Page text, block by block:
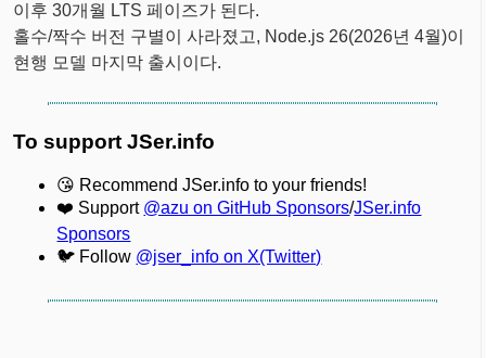
이후 30개월 LTS 페이즈가 된다.
홀수/짝수 버전 구별이 사라졌고, Node.js 26(2026년 4월)이
현행 모델 마지막 출시이다.
To support JSer.info
😘 Recommend JSer.info to your friends!
❤️ Support @azu on GitHub Sponsors/JSer.info
Sponsors
🐦 Follow @jser_info on X(Twitter)